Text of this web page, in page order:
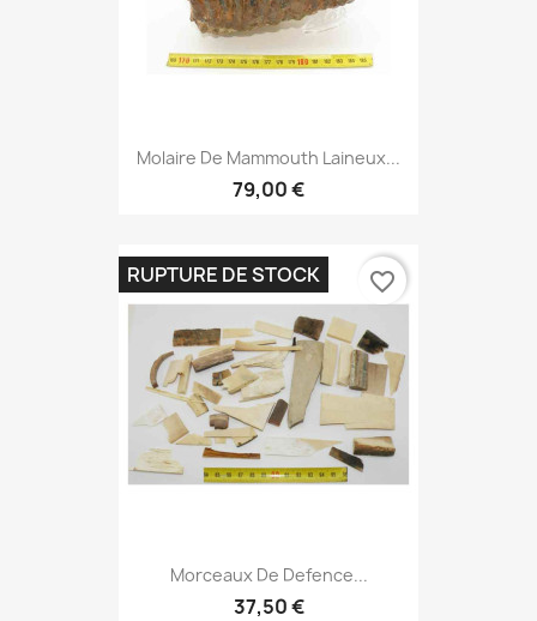
Molaire De Mammouth Laineux...
79,00 €
Morceaux De Defence...
37,50 €
RUPTURE DE STOCK favorite_border